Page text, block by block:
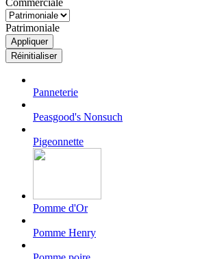
Patrimoniale
Panneterie
Peasgood's Nonsuch
Pigeonnette
Pomme d'Or
Pomme Henry